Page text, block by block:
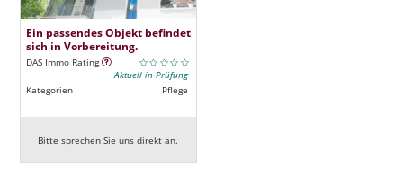
Ein passendes Objekt befindet
sich in Vorbereitung.
DAS Immo Rating
Aktuell in Prüfung
Kategorien
Pflege
Bitte sprechen Sie uns direkt an.